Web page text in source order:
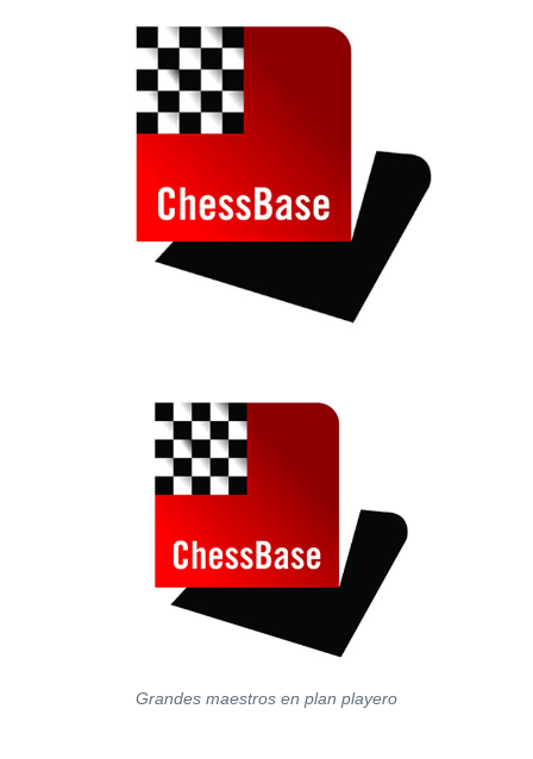
Grandes maestros en plan playero